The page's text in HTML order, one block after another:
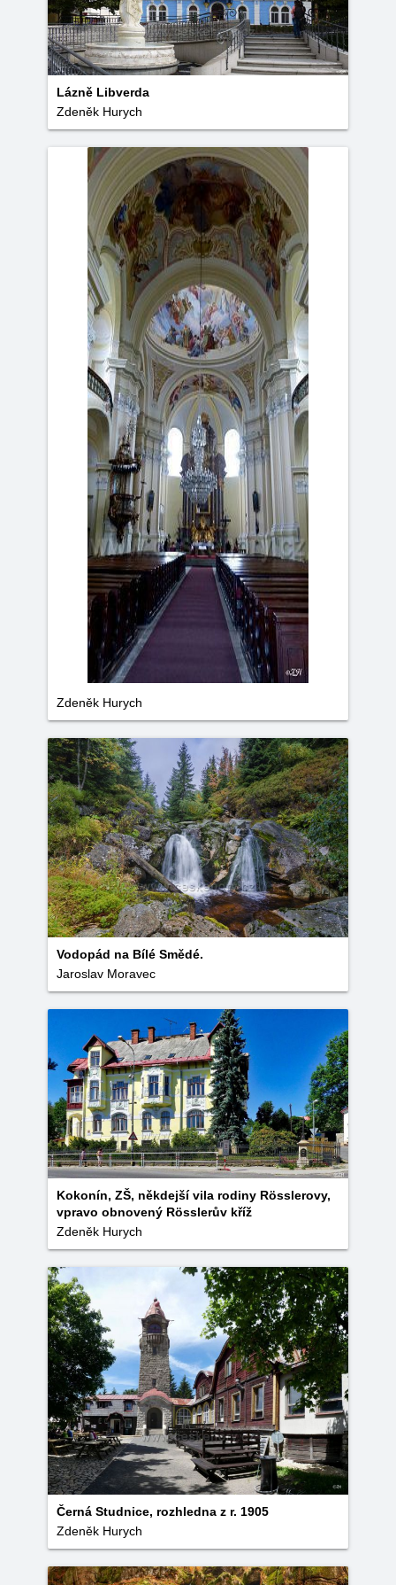
Lázně Libverda
Zdeněk Hurych
Zdeněk Hurych
Vodopád na Bílé Smědé.
Jaroslav Moravec
Kokonín, ZŠ, někdejší vila rodiny Rösslerovy,
vpravo obnovený Rösslerův kříž
Zdeněk Hurych
Černá Studnice, rozhledna z r. 1905
Zdeněk Hurych